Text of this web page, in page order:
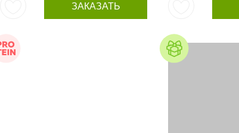
ЗАКАЗАТЬ